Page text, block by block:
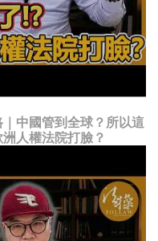
中國管到全球？所以這
人權法院打臉？